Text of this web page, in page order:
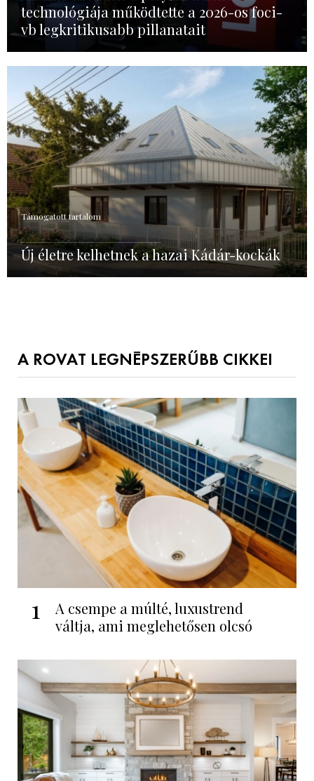
technológiája működtette a 2026-os foci-
vb legkritikusabb pillanatait
Támogatott tartalom
Új életre kelhetnek a hazai Kádár-kockák
A ROVAT LEGNÉPSZERŰBB CIKKEI
1
A csempe a múlté, luxustrend
váltja, ami meglehetősen olcsó